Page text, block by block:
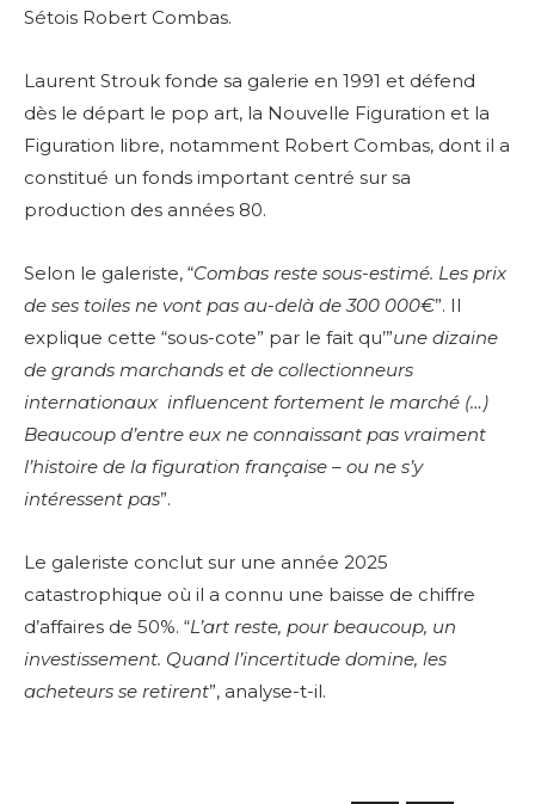
Sétois Robert Combas.
Laurent Strouk fonde sa galerie en 1991 et défend
dès le départ le pop art, la Nouvelle Figuration et la
Figuration libre, notamment Robert Combas, dont il a
constitué un fonds important centré sur sa
production des années 80.
Selon le galeriste, “Combas reste sous-estimé. Les prix
de ses toiles ne vont pas au-delà de 300 000€”. Il
explique cette “sous-cote” par le fait qu’”une dizaine
de grands marchands et de collectionneurs
internationaux influencent fortement le marché (…)
Beaucoup d’entre eux ne connaissant pas vraiment
l’histoire de la figuration française – ou ne s’y
intéressent pas”.
Le galeriste conclut sur une année 2025
catastrophique où il a connu une baisse de chiffre
d’affaires de 50%. “L’art reste, pour beaucoup, un
investissement. Quand l’incertitude domine, les
acheteurs se retirent”, analyse-t-il.